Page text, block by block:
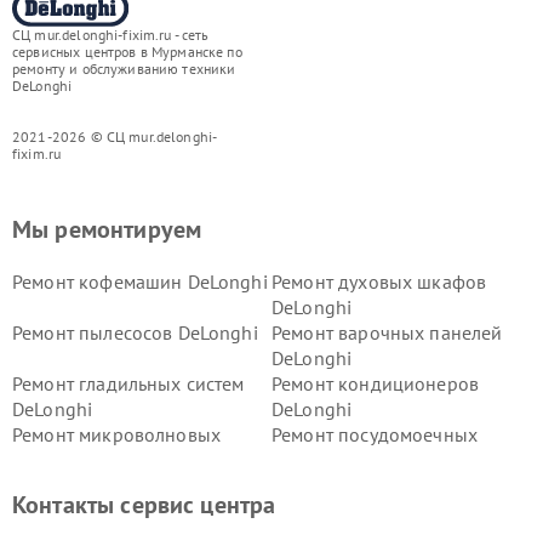
СЦ mur.delonghi-fixim.ru - сеть
сервисных центров в Мурманске по
ремонту и обслуживанию техники
DeLonghi
2021-2026 © СЦ mur.delonghi-
fixim.ru
Мы ремонтируем
Ремонт кофемашин DeLonghi Ремонт духовых шкафов
DeLonghi
Ремонт пылесосов DeLonghi
Ремонт варочных панелей
DeLonghi
Ремонт гладильных систем
DeLonghi
Ремонт кондиционеров
DeLonghi
Ремонт микроволновых
Ремонт посудомоечных
DeLonghi
DeLonghi
Контакты сервис центра